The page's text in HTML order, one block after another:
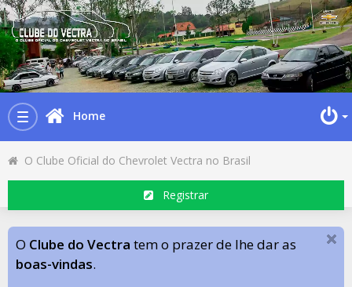
Toggle
navigation
Home
O Clube Oficial do Chevrolet Vectra no Brasil
Registrar
O Clube do Vectra tem o prazer de lhe dar as
boas-vindas.